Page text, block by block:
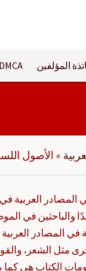
المؤلفين DMCA
» الأصول
المصادر العربية
والباحثين في
في المصادر
مثل الشعر،
الكتاب هي كما